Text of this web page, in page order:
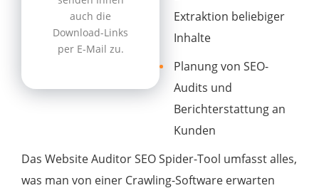
auch die
Download-Links
per E-Mail zu.
Extraktion beliebiger
Inhalte
Planung von SEO-
Audits und
Berichterstattung an
Kunden
Das Website Auditor SEO Spider-Tool umfasst alles,
was man von einer Crawling-Software erwarten